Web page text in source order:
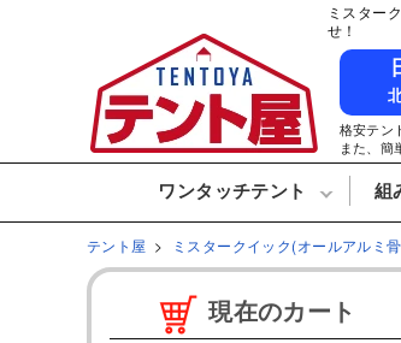
ミスター
せ！
格安テン
また、簡
ワンタッチテント 組
イベント
プリント書体見
テント自動お見
よくある質問集
テント屋 ミスタークイック(オールアルミ
現在のカート